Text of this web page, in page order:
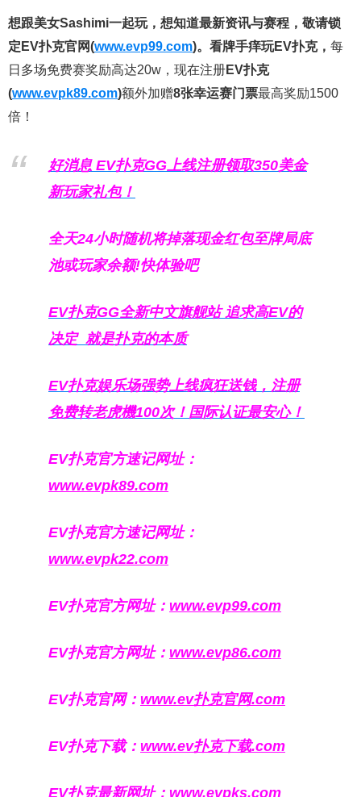
想跟美女Sashimi一起玩， 想知道最新资讯与赛程， 敬请锁
定EV扑克官网(www.evp99.com)。 看牌手痒玩EV扑克， 每
日多场免费赛奖励高达20w，现在注册EV扑克
(www.evpk89.com)额外加赠8张幸运赛门票最高奖励1500
倍！
好消息 EV扑克GG上线注册领取350美金
新玩家礼包！
全天24小时随机将掉落现金红包至牌局底
池或玩家余额!快体验吧
EV扑克GG全新中文旗舰站追求高EV的
决定 就是扑克的本质
EV扑克娱乐场强势上线疯狂送钱，注册
免费转老虎機100次！国际认证最安心！
EV扑克官方速记网址：
www.evpk89.com
EV扑克官方速记网址：
www.evpk22.com
EV扑克官方网址： www.evp99.com
EV扑克官方网址： www.evp86.com
EV扑克官网： www.ev扑克官网.com
EV扑克下载： www.ev扑克下载.com
EV扑克最新网址： www.evpks.com